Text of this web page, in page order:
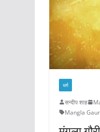
धर्म
सन्दीप शाह
Mangla